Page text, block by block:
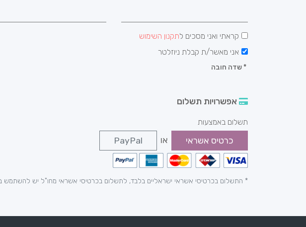
קראתי ואני מסכים לתקנון השימוש
אני מאשר/ת קבלת ניוזלטר
*שדה חובה
אפשרויות תשלום
תשלום באמצעות
כרטיס אשראי או PayPal
* התשלום בכרטיסי אשראי ישראליים בלבד, לתשלום בכרטיסי אשראי מחו"ל יש להשתמש